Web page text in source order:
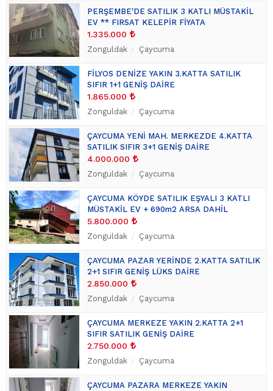
PERŞEMBE'DE SATILIK 3 KATLI MÜSTAKİL
EV ** FIRSAT KELEPİR FİYATA
1.335.000
Zonguldak Çaycuma
FİLYOS DENİZE YAKIN 3.KATTA SATILIK
SIFIR 1+1 GENİŞ DAİRE
1.865.000
Zonguldak Çaycuma
ÇAYCUMA YENİ MAH. MERKEZDE 4.KATTA
SATILIK SIFIR 3+1 GENİŞ DAİRE
4.000.000
Zonguldak Çaycuma
ÇAYCUMA KÖYDE SATILIK EŞYALI 3 KATLI
MÜSTAKİL EV + 690m2 ARSA DAHİL
5.800.000
Zonguldak Çaycuma
ÇAYCUMA PAZAR YERİNDE 2.KATTA SATILIK
2+1 SIFIR GENİŞ LÜKS DAİRE
2.850.000
Zonguldak Çaycuma
ÇAYCUMA MERKEZE YAKIN 2.KATTA 2+1
SIFIR SATILIK GENİŞ DAİRE
2.750.000
Zonguldak Çaycuma
ÇAYCUMA PAZARA MERKEZE YAKIN